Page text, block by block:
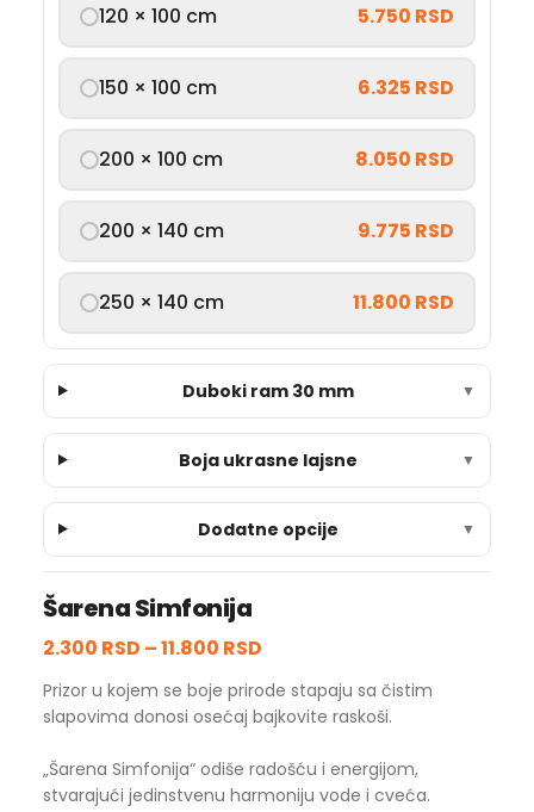
120 × 100 cm 5.750 RSD
150 × 100 cm 6.325 RSD
200 × 100 cm 8.050 RSD
200 × 140 cm 9.775 RSD
250 × 140 cm 11.800 RSD
Duboki ram 30 mm ▼
Boja ukrasne lajsne ▼
Dodatne opcije ▼
Šarena Simfonija
2.300 RSD –11.800 RSD
Prizor u kojem se boje prirode stapaju sa čistim
slapovima donosi osećaj bajkovite raskoši.
„Šarena Simfonija“ odiše radošću i energijom,
stvarajući jedinstvenu harmoniju vode i cveća.